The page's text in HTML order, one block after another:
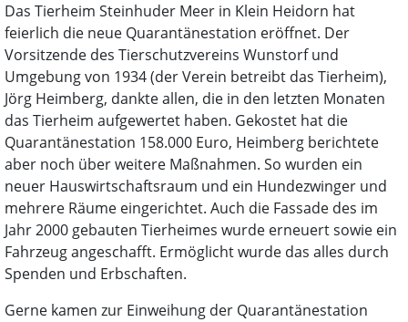
Das Tierheim Steinhuder Meer in Klein Heidorn hat
feierlich die neue Quarantänestation eröffnet. Der
Vorsitzende des Tierschutzvereins Wunstorf und
Umgebung von 1934 (der Verein betreibt das Tierheim),
Jörg Heimberg, dankte allen, die in den letzten Monaten
das Tierheim aufgewertet haben. Gekostet hat die
Quarantänestation 158.000 Euro, Heimberg berichtete
aber noch über weitere Maßnahmen. So wurden ein
neuer Hauswirtschaftsraum und ein Hundezwinger und
mehrere Räume eingerichtet. Auch die Fassade des im
Jahr 2000 gebauten Tierheimes wurde erneuert sowie ein
Fahrzeug angeschafft. Ermöglicht wurde das alles durch
Spenden und Erbschaften.
Gerne kamen zur Einweihung der Quarantänestation